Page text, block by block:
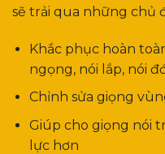
sẽ trải qua những chủ
Khắc phục hoàn
ngọng, nói lắp, nói
Chỉnh sửa giọng
Giúp cho giọng nói
lực hơn